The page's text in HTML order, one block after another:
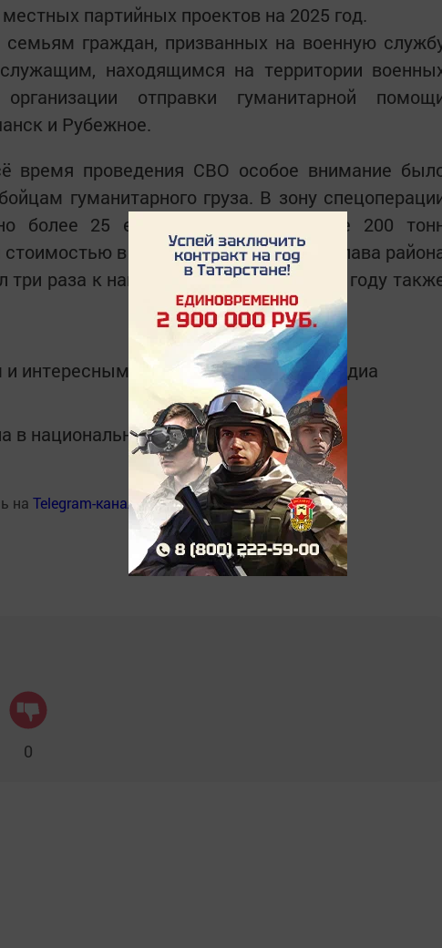
партийных проектов на 2025 год.
граждан, призванных на военную
находящимся на территории
отправки гуманитарной
и Рубежное.
время проведения СВО особое внимание
гуманитарного груза. В зону
более 25 единиц техники и более 200
стоимостью в 100 миллионов рублей. Глава
три раза к нашим бойцам СВО. В этом году
интересным в Telegram-каналеТатмедиа
в национальном мессенджере MАХ:
на Telegram-канал «Менделеевские новости»
0